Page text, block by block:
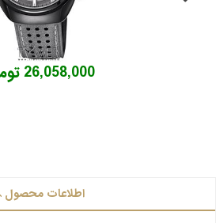
26,058,000 تومان
اطلاعات محصول